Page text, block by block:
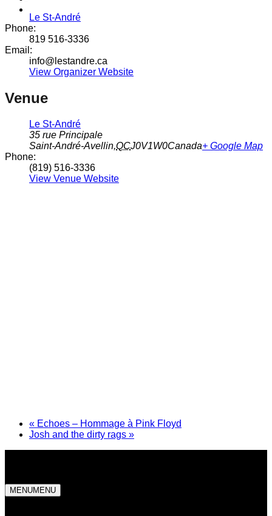
Le St-André
Phone:
819 516-3336
Email:
info@lestandre.ca
View Organizer Website
Venue
Le St-André
35 rue Principale
Saint-André-Avellin,QCJ0V1W0Canada+ Google Map
Phone:
(819) 516-3336
View Venue Website
« Echoes – Hommage à Pink Floyd
Josh and the dirty rags »
MENUMENU